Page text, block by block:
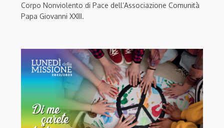
Corpo Nonviolento di Pace dell’Associazione Comunità
Papa Giovanni XXIII.